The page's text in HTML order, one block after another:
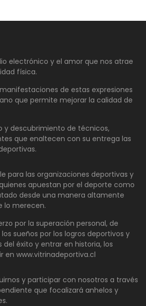
electrónico y el amor que nos atrae
física.
de estas expresiones
que permite mejorar la calidad de
y descubrimiento de técnicos,
que enaltecen con su entrega las
para las organizaciones deportivas y
apuestan por el deporte como
desde una manera altamente
lo merecen.
por la superación personal, de
sueños por los logros deportivos y
del éxito y entrar en historia, los
en www.vitrinadeportiva.cl
y participar con nosotros a través
que focalizará anhelos y